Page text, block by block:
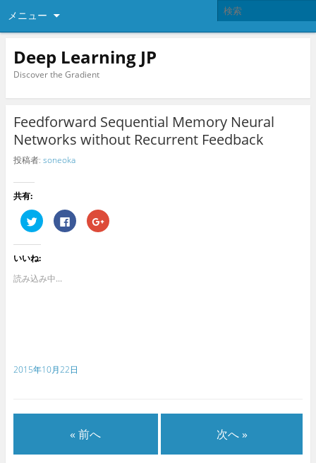
メニュー
Deep Learning JP
Discover the Gradient
Feedforward Sequential Memory Neural
Networks without Recurrent Feedback
投稿者: soneoka
共有:
ク
リ
ク
て
w
し
ド
ま
F
a
ッ
ク
さ
(
新
い
ク
リ
ド
ま
いいね:
読み込み中...
2015年10月22日
« 前へ 次へ »